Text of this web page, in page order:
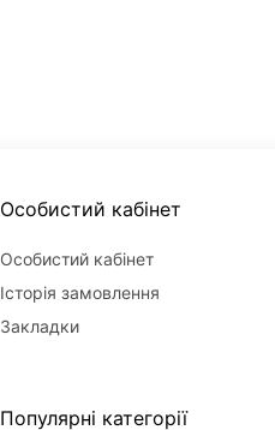
Особистий кабінет
Особистий кабінет
Історія замовлення
Закладки
Популярні категорії